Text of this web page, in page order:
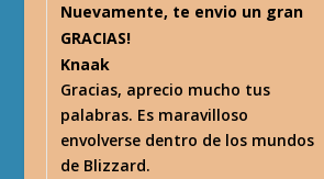
Nuevamente, te envio un gran
GRACIAS!
Knaak
Gracias, aprecio mucho tus
palabras. Es maravilloso
envolverse dentro de los mundos
de Blizzard.